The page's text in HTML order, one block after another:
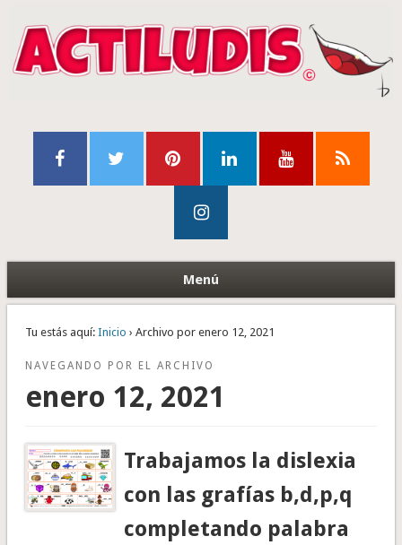
Menú
Tu estás aquí: Inicio › Archivo por enero 12, 2021
NAVEGANDO POR EL ARCHIVO
enero 12, 2021
Trabajamos la dislexia
con las grafías b,d,p,q
completando palabra